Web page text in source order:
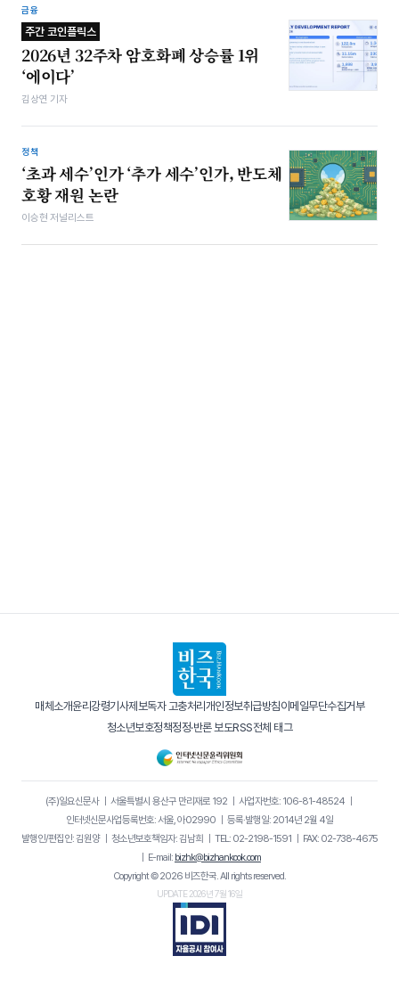
금융
주간 코인플릭스
2026년 32주차 암호화폐 상승률 1위
‘에이다’
김상연 기자
정책
‘초과 세수’인가 ‘추가 세수’인가, 반도체
호황 재원 논란
이승현 저널리스트
매체소개윤리강령기사제보독자 고충처리 개인정보취급방침이메일무단수집거부
청소년보호정책정정·반론 보도RSS전체 태그
(주)일요신문사｜ 서울특별시 용산구 만리재로 192｜ 사업자번호: 106-81-48524｜
인터넷신문사업등록번호: 서울, 아02990 ｜ 등록·발행일: 2014년 2월 4일
발행인/편집인: 김원양｜ 청소년보호책임자: 김남희 ｜ TEL: 02-2198-1591 ｜ FAX: 02-738-4675
｜ E-mail: bizhk@bizhankook.com
Copyright © 2026 비즈한국. All rights reserved.
UPDATE 2026년 7월 16일